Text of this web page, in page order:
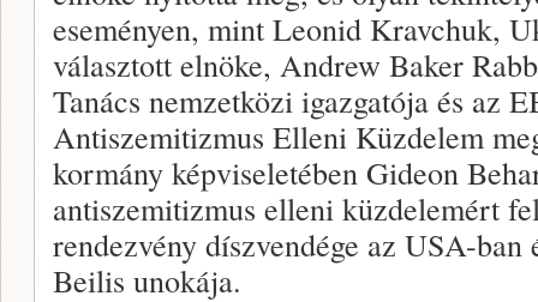
eseményen, mint Leonid Kravchuk,
választott elnöke, Andrew Baker
Tanács nemzetközi igazgatója és az
Antiszemitizmus Elleni Küzdelem
kormány képviseletében Gideon
antiszemitizmus elleni küzdelemért
rendezvény díszvendége az USA-
Beilis unokája.